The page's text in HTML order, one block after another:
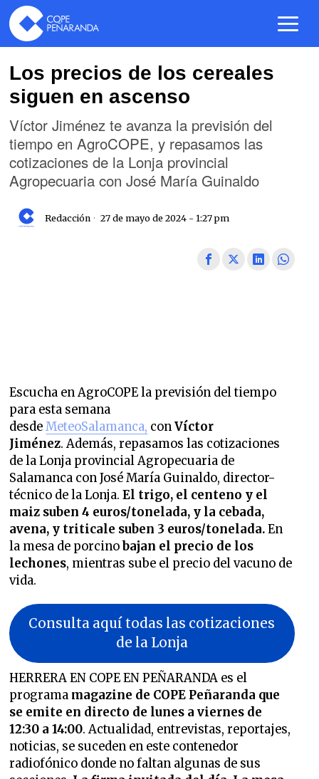
Los precios de los cereales
siguen en ascenso
Víctor Jiménez te avanza la previsión del
tiempo en AgroCOPE, y repasamos las
cotizaciones de la Lonja provincial
Agropecuaria con José María Guinaldo
Redacción 27 de mayo de 2024 - 1:27 pm
Escucha en AgroCOPE la previsión del tiempo
para esta semana
desdeMeteoSalamanca, conVíctor
Jiménez. Además, repasamos las cotizaciones
de la Lonja provincial Agropecuaria de
Salamanca con José María Guinaldo, director-
técnico de la Lonja.El trigo, el centeno y el
maiz suben 4 euros/tonelada, y la cebada,
avena, y triticale suben 3 euros/tonelada.En
la mesa de porcino bajan el precio de los
lechones, mientras sube el precio del vacuno de
vida.
Consulta aquí todas las cotizaciones
de la Lonja
HERRERA EN COPE EN PEÑARANDA es el
programa magazine de COPE Peñaranda que
se emite en directo de lunes a viernes de
12:30 a 14:00. Actualidad, entrevistas, reportajes,
noticias, se suceden en este contenedor
radiofónico donde no faltan algunas de sus